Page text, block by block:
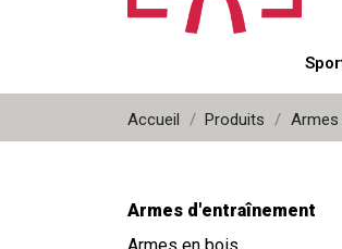
Accueil Produits Armes
Armes d'entraînement